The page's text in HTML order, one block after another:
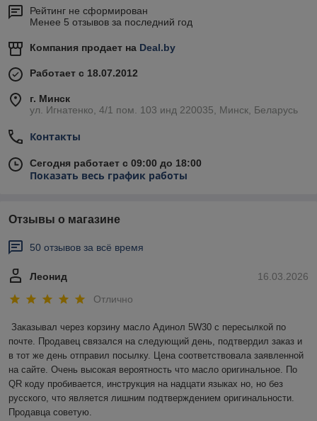
Рейтинг не сформирован
Менее 5 отзывов за последний год
Компания продает на Deal.by
Работает с 18.07.2012
г. Минск
ул. Игнатенко, 4/1 пом. 103 инд 220035, Минск, Беларусь
Контакты
Сегодня работает с 09:00 до 18:00
Показать весь график работы
Отзывы о магазине
50 отзывов за всё время
16.03.2026
Леонид
Отлично
Заказывал через корзину масло Адинол 5W30 с пересылкой по
почте. Продавец связался на следующий день, подтвердил заказ и
в тот же день отправил посылку. Цена соответствовала заявленной
на сайте. Очень высокая вероятность что масло оригинальное. По
QR коду пробивается, инструкция на надцати языках но, но без
русского, что является лишним подтверждением оригинальности.
Продавца советую.